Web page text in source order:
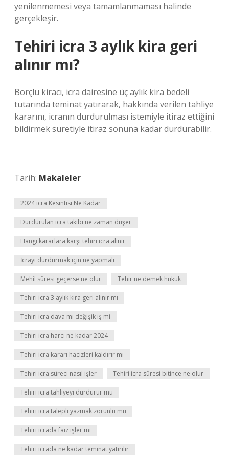
yenilenmemesi veya tamamlanmaması halinde
gerçekleşir.
Tehiri icra 3 aylık kira geri
alınır mı?
Borçlu kiracı, icra dairesine üç aylık kira bedeli
tutarında teminat yatırarak, hakkında verilen tahliye
kararını, icranın durdurulması istemiyle itiraz ettiğini
bildirmek suretiyle itiraz sonuna kadar durdurabilir.
Tarih: Makaleler
2024 icra Kesintisi Ne Kadar
Durdurulan icra takibi ne zaman düşer
Hangi kararlara karşı tehiri icra alınır
İcrayı durdurmak için ne yapmalı
Mehil süresi geçerse ne olur Tehir ne demek hukuk
Tehiri icra 3 aylık kira geri alınır mı
Tehiri icra dava mı değişik iş mi
Tehiri icra harcı ne kadar 2024
Tehiri icra kararı hacizleri kaldırır mı
Tehiri icra süreci nasıl işler Tehiri icra süresi bitince ne olur
Tehiri icra tahliyeyi durdurur mu
Tehiri icra talepli yazmak zorunlu mu
Tehiri icrada faiz işler mi
Tehiri icrada ne kadar teminat yatırılır